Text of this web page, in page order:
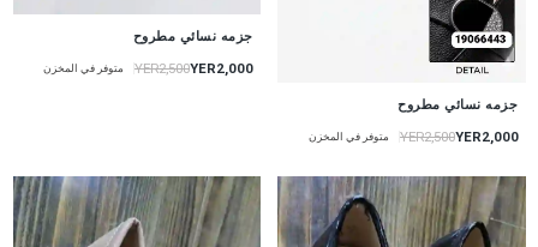
جزمه نسائي مطروح
YER2,000
YER2,500 متوفر في المخزن
جزمه نسائي مطروح
YER2,000
YER2,500 متوفر في المخزن